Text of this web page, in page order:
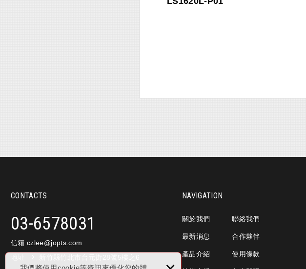
CONTACTS
03-6578031
信箱 czlee@jopts.com
NAVIGATION
關於我們
最新消息
產品介紹
聯絡我們
合作夥伴
使用條款